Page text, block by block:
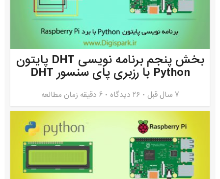
بخش پنجم برنامه نویسی DHT پایتون
Python با رزبری پای سنسور DHT
7 سال قبل ۲۶ دیدگاه 6 دقیقه زمان مطالعه